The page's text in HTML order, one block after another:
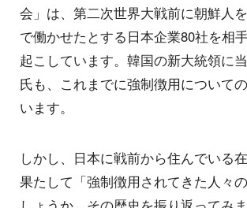
会」は、第二次世界大戦前に朝鮮人を
で働かせたとする日本企業80社を相
起こしています。韓国の新大統領に
氏も、これまでに強制徴用について
います。
しかし、日本に戦前から住んでいる在
果たして「強制徴用されてきた人々